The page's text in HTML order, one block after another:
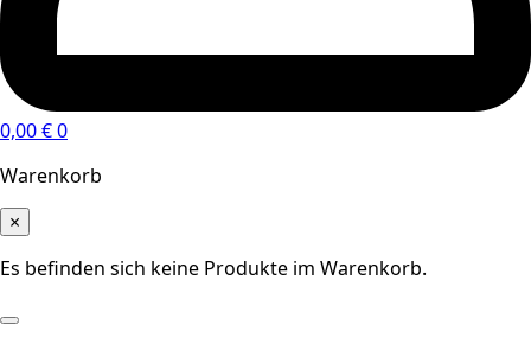
0,00€0
Warenkorb
×
Es befinden sich keine Produkte im Warenkorb.